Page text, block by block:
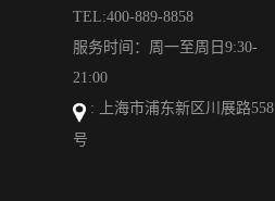
TEL:400-889-8858
服务时间：周一至周日9:30-
21:00
: 上海市浦东新区川展路558
号